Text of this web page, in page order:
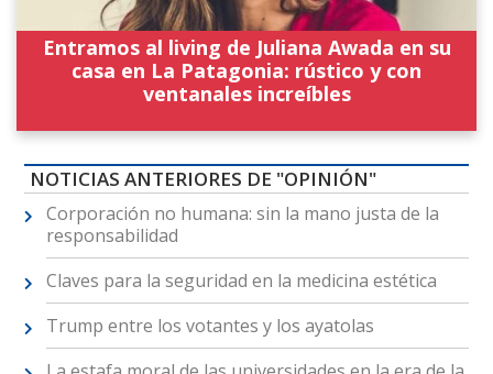
Entramos al living de Juliana Awada en su
casa en La Patagonia: rústico y con
ventanales increíbles
NOTICIAS ANTERIORES DE "OPINIÓN"
Corporación no humana: sin la mano justa de la
responsabilidad
Claves para la seguridad en la medicina estética
Trump entre los votantes y los ayatolas